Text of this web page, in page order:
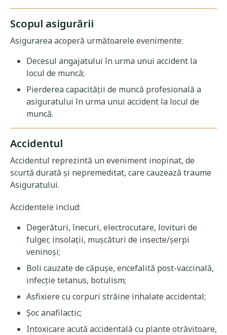
Scopul asigurării
Asigurarea acoperă următoarele evenimente:
Decesul angajatului în urma unui accident la
locul de muncă;
Pierderea capacităţii de muncă profesională a
asiguratului în urma unui accident la locul de
muncă.
Accidentul
Accidentul reprezintă un eveniment inopinat, de
scurtă durată şi nepremeditat, care cauzează traume
Asiguratului.
Accidentele includ:
Degerături, înecuri, electrocutare, lovituri de
fulger, insolaţii, muşcături de insecte/şerpi
veninoşi;
Boli cauzate de căpuşe, encefalită post-vaccinală,
infecţie tetanus, botulism;
Asfixiere cu corpuri străine inhalate accidental;
Şoc anafilactic;
Intoxicare acută accidentală cu plante otrăvitoare,